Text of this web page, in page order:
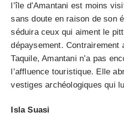
l’île d’Amantani est moins
sans doute en raison de son
séduira ceux qui aiment le
dépaysement. Contrairement
Taquile, Amantani n’a pas
l’affluence touristique. Elle
vestiges archéologiques qui
Isla Suasi